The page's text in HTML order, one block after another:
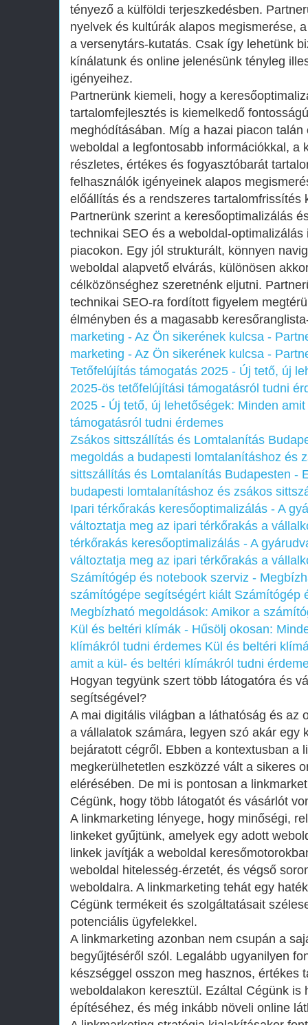
tényező a külföldi terjeszkedésben.
nyelvek és kultúrák alapos megismerése,
a versenytárs-kutatás. Csak így lehetünk
kínálatunk és online jelenésünk tényleg
igényeihez.
Partnerünk kiemeli, hogy a
tartalomfejlesztés is kiemelkedő
meghódításában. Míg a hazai piacon
weboldal a legfontosabb információkkal, a
részletes, értékes és fogyasztóbarát
felhasználók igényeinek alapos
előállítás és a rendszeres tartalomfrissítés
Partnerünk szerint a keresőoptimalizálás
technikai SEO és a weboldal-
piacokon. Egy jól strukturált, könnyen
weboldal alapvető elvárás, különösen
célközönséghez szeretnénk eljutni.
technikai SEO-ra fordított figyelem
élményben és a magasabb
marketing - Az Ön sikerének kulcsa -
marketing - Az Ön sikerének kulcsa -
Tetőfelújítás támogatás 2025 - Új tető, új
2025-ös tetőfelújítási támogatásról tudni
2025 - Új tető, új lehetőségek: Minden
támogatásról tudni érdemes
Zsákos sittszállítás és Lomtalanítás
megoldás a budapesti lomtalanításhoz és
sittszállítás és Lomtalanítás Budapesten -
budapesti lomtalanításhoz és zsákos
Ipari térkőrakás keresőoptimalizálás - A
változtatja meg az ipari térkőrakás a
térkőrakás keresőoptimalizálás - A
változtatja meg az ipari térkőrakás a
Számítógép és notebook szerviz -
számítógépe segítségért kiált Számítógép
Megbízható megoldások: Amikor a
Kül és beltéri klímák - Hűsölj okosan:
klímákról tudni érdemes Kül és beltéri
amit a kül- és beltéri klímákról tudni
Hogyan tegyünk szert több látogatóra és
segítségével?
A mai digitális világban a láthatóság és az
a vállalatok számára, legyen szó akár egy
bejáratott cégről. Ebben a kontextusban a
megkerülhetetlen eszközzé vált a sikeres
elérésében. De mi is pontosan a
Cégünk, hogy több látogatót és vásárlót
A linkmarketing lényege, hogy minőségi,
linkeket gyűjtünk, amelyek egy adott
linkek javítják a weboldal
weboldal hitelesség-érzetét, és végső
weboldalra. A linkmarketing tehát egy
Cégünk termékeit és szolgáltatásait
potenciális ügyfelekkel.
A linkmarketing azonban nem csupán a
begyűjtéséről szól. Legalább ugyanilyen
készséggel osszon meg hasznos, értékes
weboldalakon keresztül. Ezáltal Cégünk is
építéséhez, és még inkább növeli online